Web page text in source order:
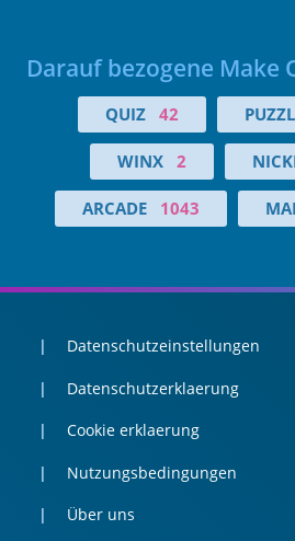
Darauf bezogene Make
QUIZ 42
WINX 2
ARCADE 1043
Datenschutzeinstellungen
Datenschutzerklaerung
Cookie erklaerung
Nutzungsbedingungen
Über uns